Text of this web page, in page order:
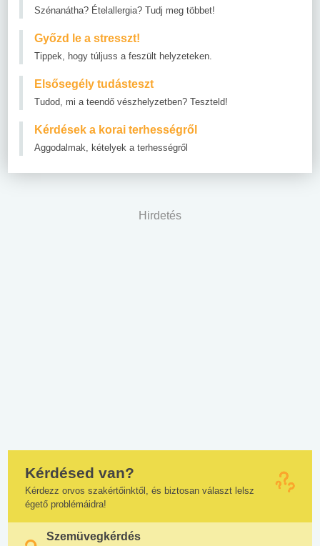
Szénanátha? Ételallergia? Tudj meg többet!
Győzd le a stresszt!
Tippek, hogy túljuss a feszült helyzeteken.
Elsősegély tudásteszt
Tudod, mi a teendő vészhelyzetben? Teszteld!
Kérdések a korai terhességről
Aggodalmak, kételyek a terhességről
Hirdetés
Kérdésed van?
Kérdezz orvos szakértőinktől, és biztosan választ lelsz
égető problémáidra!
Szemüvegkérdés